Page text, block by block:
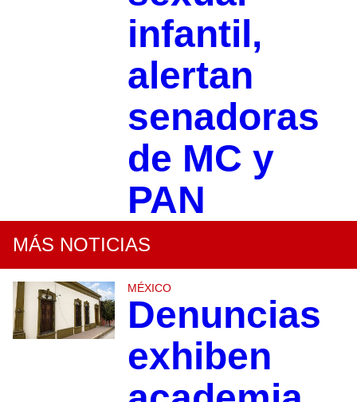
infantil,
alertan
senadoras
de MC y
PAN
MÁS NOTICIAS
MÉXICO
Denuncias
exhiben